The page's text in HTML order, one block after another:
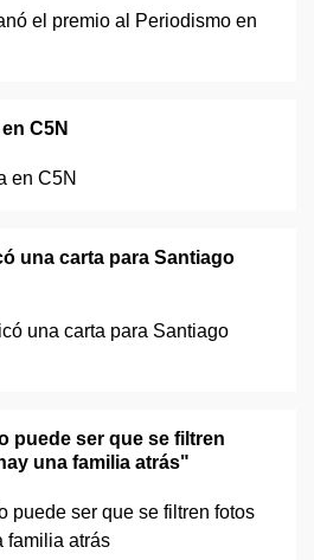
C5N
una carta para Santiago
puede ser que se filtren
una familia atrás"